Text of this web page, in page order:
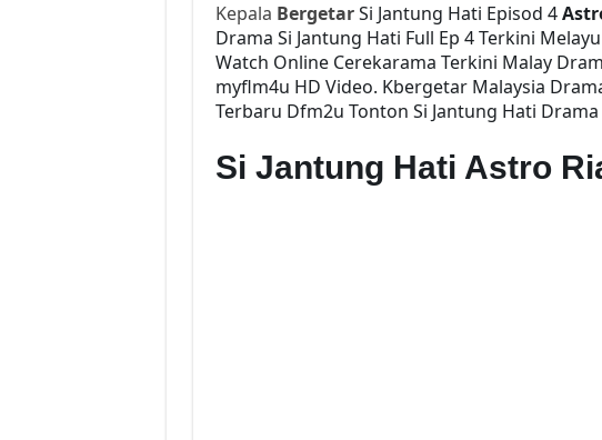
Kepala BergetarSi Jantung Hati Episod 4
Drama Si Jantung Hati Full Ep 4 Terkini
Watch Online Cerekarama Terkini Malay
myflm4u HD Video. Kbergetar Malaysia
Terbaru Dfm2u Tonton Si Jantung Hati
Si Jantung Hati Astro